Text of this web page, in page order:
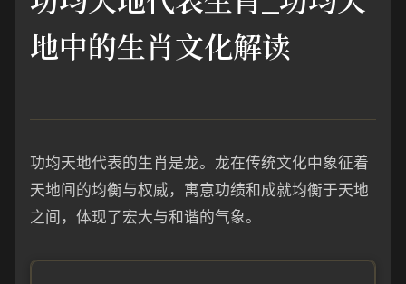
地中的生肖文化解读
功均天地代表的生肖是龙。龙在传统文化中象征着
天地间的均衡与权威，寓意功绩和成就均衡于天地
之间，体现了宏大与和谐的气象。